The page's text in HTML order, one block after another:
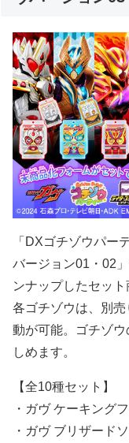
「DXゴチゾウパー
バージョン01・02
ンナップしたセット
各ゴチゾウは、別
動が可能。ゴチゾ
しめます。
【全10種セット】
・ガヴ ケーキング
・ガヴ ブリザード